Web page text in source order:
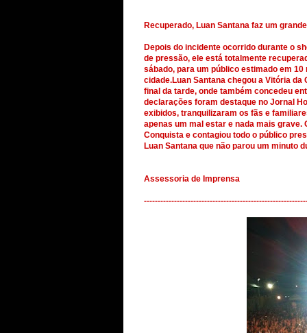
Recuperado, Luan Santana faz um
Depois do incidente ocorrido durante o
de pressão, ele está totalmente
sábado, para um público estimado em
cidade.Luan Santana chegou a Vitória
final da tarde, onde também concedeu
declarações foram destaque no Jornal
exibidos, tranquilizaram os fãs e
apenas um mal estar e nada mais grave.
Conquista e contagiou todo o público
Luan Santana que não parou um minuto
Assessoria de Imprensa